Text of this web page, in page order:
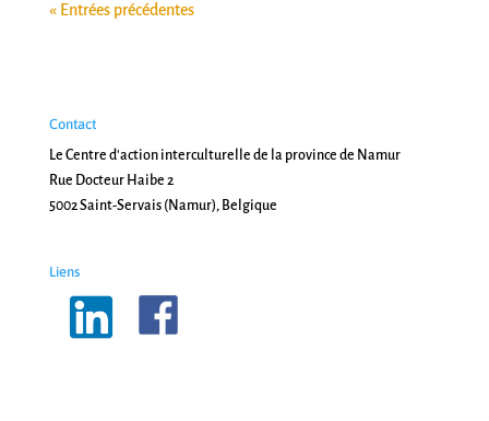
« Entrées précédentes
Contact
Le Centre d'action interculturelle de la province de Namur
Rue Docteur Haibe 2
5002 Saint-Servais (Namur), Belgique
Liens